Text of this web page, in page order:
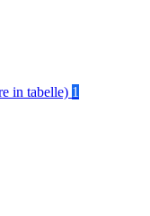
in tabelle) 1